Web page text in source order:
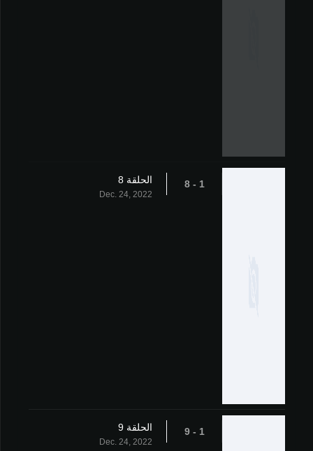
1 - 8 الحلقة 8
Dec. 24, 2022
1 - 9 الحلقة 9
Dec. 24, 2022